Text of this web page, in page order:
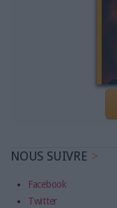
NOUS SUIVRE
Facebook
Twitter